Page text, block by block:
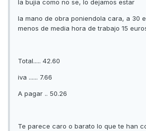
la bujia como no se, lo dejamos estar
la mano de obra poniendola cara, a 30
menos de media hora de trabajo 15
Total..... 42.60
iva ...... 7.66
A pagar .. 50.26
Te parece caro o barato lo que te han